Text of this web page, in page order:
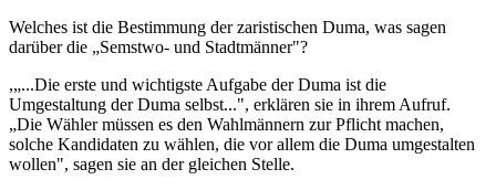
Welches ist die Bestimmung der zaristischen Duma, was sagen
darüber die „Semstwo- und Stadtmänner"?
,„...Die erste und wichtigste Aufgabe der Duma ist die
Umgestaltung der Duma selbst...", erklären sie in ihrem Aufruf.
„Die Wähler müssen es den Wahlmännern zur Pflicht machen,
solche Kandidaten zu wählen, die vor allem die Duma umgestalten
wollen", sagen sie an der gleichen Stelle.